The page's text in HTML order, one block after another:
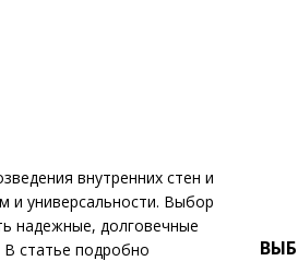
внутренних стен и
и универсальности. Выбор
надежные, долговечные
статье подробно